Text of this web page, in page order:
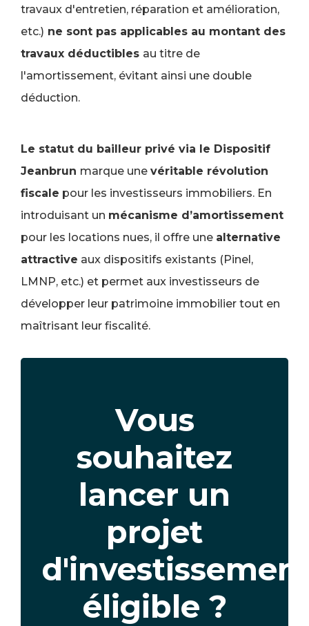
travaux d'entretien, réparation et amélioration,
etc.) ne sont pas applicables au montant des
travaux déductibles au titre de
l'amortissement, évitant ainsi une double
déduction.
Le statut du bailleur privé via le Dispositif
Jeanbrun marque une véritable révolution
fiscale pour les investisseurs immobiliers. En
introduisant un mécanisme d’amortissement
pour les locations nues, il offre une alternative
attractive aux dispositifs existants (Pinel,
LMNP, etc.) et permet aux investisseurs de
développer leur patrimoine immobilier tout en
maîtrisant leur fiscalité.
Vous
souhaitez
lancer un
projet
éligible ?